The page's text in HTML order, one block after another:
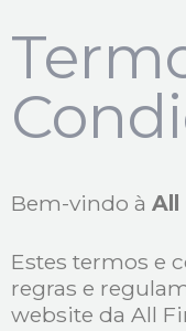
Bem-vindo à All
Estes termos e
regras e
website da All